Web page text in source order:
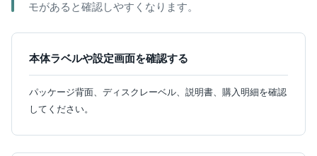
モがあると確認しやすくなります。
本体ラベルや設定画面を確認する
パッケージ背面、ディスクレーベル、説明書、購入明細を確認
してください。